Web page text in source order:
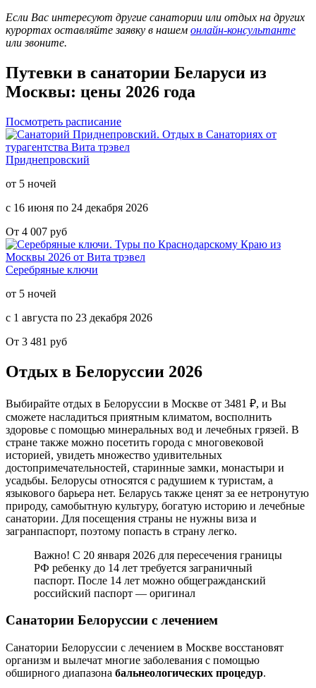
Если Вас интересуют другие санатории или отдых на других
курортах оставляйте заявку в нашем онлайн-консультанте
или звоните.
Путевки в санатории Беларуси из
Москвы: цены 2026 года
Посмотреть расписание
Приднепровский
от 5 ночей
с 16 июня по 24 декабря 2026
От 4 007 руб
Серебряные ключи
от 5 ночей
с 1 августа по 23 декабря 2026
От 3 481 руб
Отдых в Белоруссии 2026
Выбирайте отдых в Белоруссии в Москве от 3481 ₽, и Вы
сможете насладиться приятным климатом, восполнить
здоровье с помощью минеральных вод и лечебных грязей. В
стране также можно посетить города с многовековой
историей, увидеть множество удивительных
достопримечательностей, старинные замки, монастыри и
усадьбы. Белорусы относятся с радушием к туристам, а
языкового барьера нет. Беларусь также ценят за ее нетронутую
природу, самобытную культуру, богатую историю и лечебные
санатории. Для посещения страны не нужны виза и
загранпаспорт, поэтому попасть в страну легко.
Важно! С 20 января 2026 для пересечения границы
РФ ребенку до 14 лет требуется заграничный
паспорт. После 14 лет можно общегражданский
российский паспорт — оригинал
Санатории Белоруссии с лечением
Санатории Белоруссии с лечением в Москве восстановят
организм и вылечат многие заболевания с помощью
обширного диапазона бальнеологических процедур.